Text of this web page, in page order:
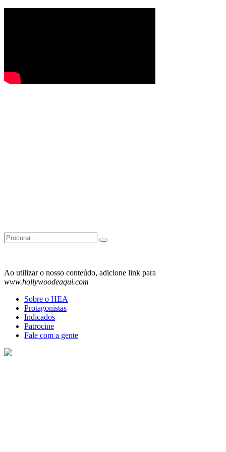
Search
for:
Ao utilizar o nosso conteúdo, adicione link para
www.hollywoodeaqui.com
Sobre o HEA
Protagonistas
Indicados
Patrocine
Fale com a gente